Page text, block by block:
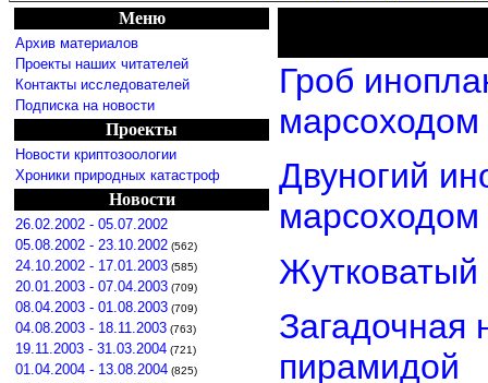
Меню
Архив материалов
Проекты наших читателей
Контакты исследователей
Подписка на новости
Проекты
Новости криптозоологии
Хроники природных катастроф
Новости
26.02.2002 - 05.07.2002
05.08.2002 - 23.10.2002 (562)
24.10.2002 - 17.01.2003 (585)
20.01.2003 - 07.04.2003 (709)
08.04.2003 - 01.08.2003 (709)
04.08.2003 - 18.11.2003 (763)
19.11.2003 - 31.03.2004 (721)
01.04.2004 - 13.08.2004 (825)
Гроб
марсоходом
Двуногий
марсоходом
Загадочная
пирамидой